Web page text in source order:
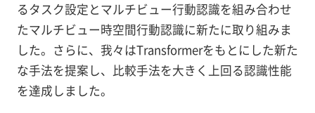
るタスク設定とマルチビュー行動認識を組み合わせ
たマルチビュー時空間行動認識に新たに取り組みま
した。さらに、我々はTransformerをもとにした新た
な手法を提案し、比較手法を大きく上回る認識性能
を達成しました。